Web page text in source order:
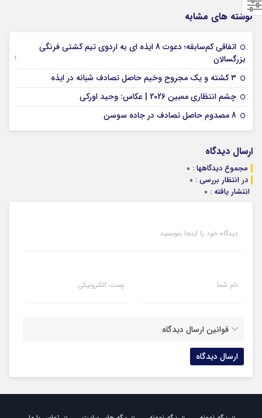
نوشته های مشابه
اتفاقی کم‌سابقه؛ دعوت 8 ایذه ای به اردوی تیم کشتی فرنگی
بزرگسالان
09 جولای 2026
۳ کشته و یک مجروح وخیم حاصل تصادف شبانه در ایذه
چشم انتظاری ممبین 2026 | عکاس: وحید اورکی
8 مصدوم حاصل تصادف در جاده سوسن
ارسال دیدگاه
مجموع دیدگاهها : 0
در انتظار بررسی : 0
انتشار یافته : 0
دیدگاه خود را اینجا بنویسید
نام شما پست الکترونیکی
قوانین ارسال دیدگاه